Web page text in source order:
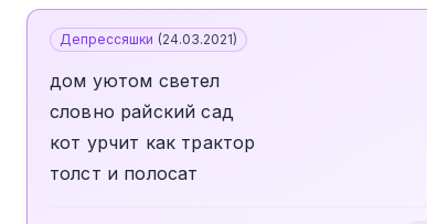
Депрессяшки (24.03.2021)
дом уютом светел
словно райский сад
кот урчит как трактор
толст и полосат